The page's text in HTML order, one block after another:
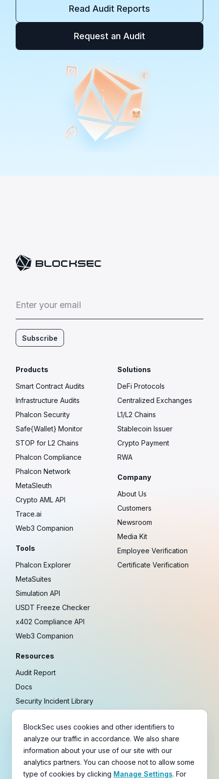
Read Audit Reports
Request an Audit
Enter your email
Subscribe
Products
Smart Contract Audits
Infrastructure Audits
Phalcon Security
Safe{Wallet} Monitor
STOP for L2 Chains
Phalcon Compliance
Phalcon Network
MetaSleuth
Crypto AML API
Trace.ai
Web3 Companion
Tools
Phalcon Explorer
MetaSuites
Simulation API
USDT Freeze Checker
x402 Compliance API
Web3 Companion
Resources
Audit Report
Docs
Security Incident Library
Research
Guides
Crypto Payment Playbook
Solutions
DeFi Protocols
Centralized Exchanges
L1/L2 Chains
Stablecoin Issuer
Crypto Payment
RWA
Company
About Us
Customers
Newsroom
Media Kit
Employee Verification
Certificate Verification
BlockSec uses cookies and other identifiers to
analyze our traffic in accordance. We also share
information about your use of our site with our
analytics partners. You can choose not to allow some
type of cookies by clicking Manage Settings. For